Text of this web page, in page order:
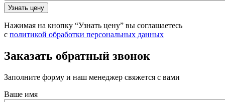
Нажимая на кнопку “Узнать цену” вы соглашаетесь
с политикой обработки персональных данных
Заказать обратный звонок
Заполните форму и наш менеджер свяжется с вами
Ваше имя